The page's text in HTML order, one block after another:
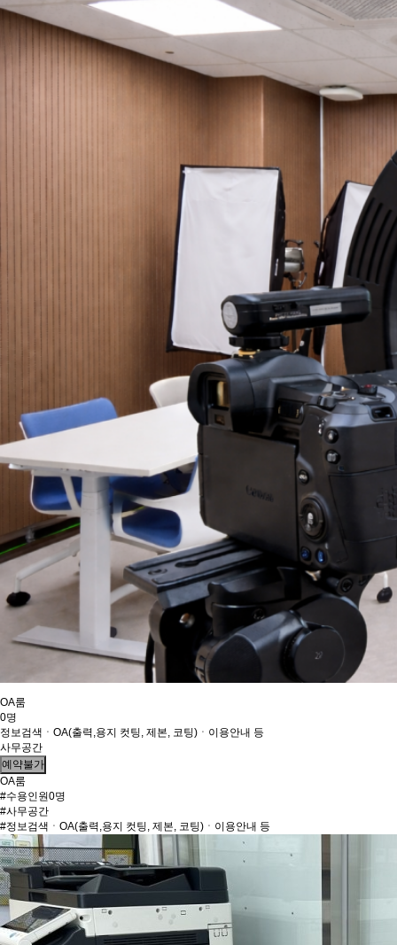
OA룸
0명
정보검색ㆍOA(출력,용지 컷팅, 제본, 코팅)ㆍ이용안내 등
사무공간
예약불가
OA룸
#수용인원0명
#사무공간
#정보검색ㆍOA(출력,용지 컷팅, 제본, 코팅)ㆍ이용안내 등